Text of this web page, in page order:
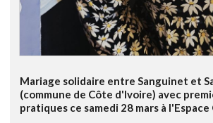
Mariage solidaire entre Sanguinet et
(commune de Côte d'Ivoire) avec
pratiques ce samedi 28 mars à l'Espace